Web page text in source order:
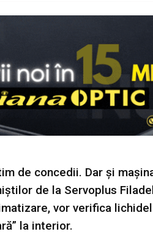
de concedii. Dar și
de la Servoplus
vor verifica
la interior.